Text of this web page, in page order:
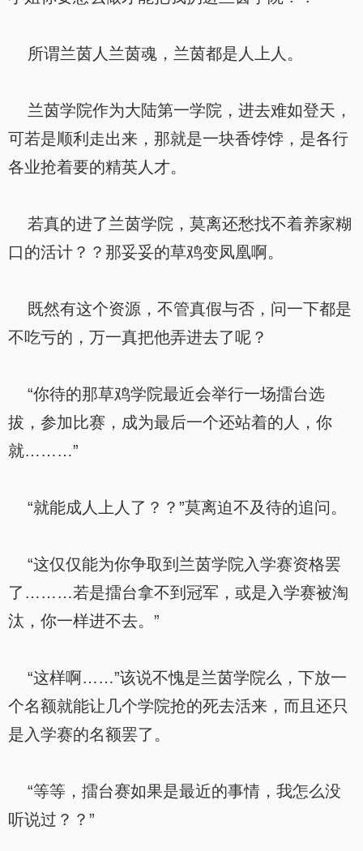
所谓兰茵人兰茵魂，兰茵都是人上人。
兰茵学院作为大陆第一学院，进去难如登天，
可若是顺利走出来，那就是一块香饽饽，是各行
各业抢着要的精英人才。
若真的进了兰茵学院，莫离还愁找不着养家糊
口的活计？？那妥妥的草鸡变凤凰啊。
既然有这个资源，不管真假与否，问一下都是
不吃亏的，万一真把他弄进去了呢？
“你待的那草鸡学院最近会举行一场擂台选
拔，参加比赛，成为最后一个还站着的人，你
就………”
“就能成人上人了？？”莫离迫不及待的追问。
“这仅仅能为你争取到兰茵学院入学赛资格罢
了………若是擂台拿不到冠军，或是入学赛被淘
汰，你一样进不去。”
“这样啊……”该说不愧是兰茵学院么，下放一
个名额就能让几个学院抢的死去活来，而且还只
是入学赛的名额罢了。
“等等，擂台赛如果是最近的事情，我怎么没
听说过？？”